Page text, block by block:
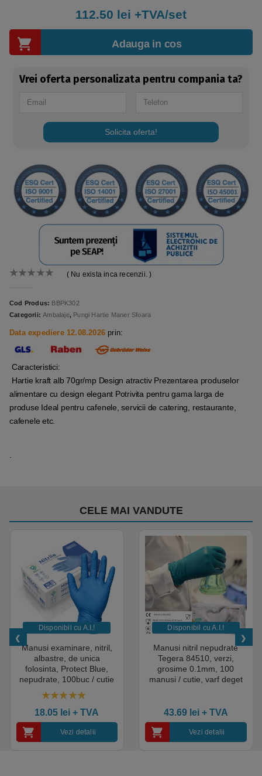
( Nu exista inca recenzii. )
Cod Produs: BBPK302
Categorii:Ambalaje, Pungi Hartie Maner Sfoara
Data expediere 12.08.2026 prin:
Caracteristici:
Hartie kraft alb 70gr/mp Design atractiv Prezentarea produselor
alimentare cu design elegant Potrivita pentru gama larga de
produse Ideal pentru cafenele, servicii de catering, restaurante,
cafenele etc.
112.50 lei +TVA/set
Adauga in cos
Vrei oferta personalizata pentru compania ta?
Solicita oferta!
CELE MAI VANDUTE
Disponibil cu A.I.​!
Manusi examinare, nitril,
albastre, de unica
folosinta, Protect Blue,
nepudrate, 100buc / cutie
pentru medical, HoReCa,
saloane si domeniul
industrial, calitate premium
18.05 lei + TVA
Vezi detalii
Disponibil cu A.I.​!
Manusi nitril nepudrate
Tegera 84510, verzi,
grosime 0.1mm, 100
manusi / cutie, varf deget
43.69 lei+ TVA
Vezi detalii